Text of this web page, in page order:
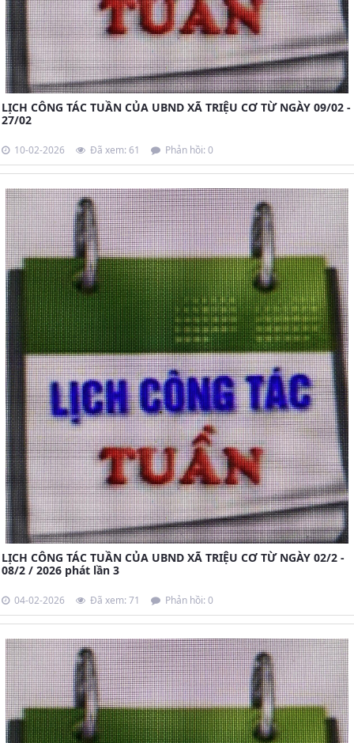
LỊCH CÔNG TÁC TUẦN CỦA UBND XÃ TRIỆU CƠ TỪ NGÀY 09/02 -
27/02
10-02-2026 Đã xem: 61 Phản hồi: 0
LỊCH CÔNG TÁC TUẦN CỦA UBND XÃ TRIỆU CƠ TỪ NGÀY 02/2 -
08/2 / 2026 phát lần 3
04-02-2026 Đã xem: 71 Phản hồi: 0